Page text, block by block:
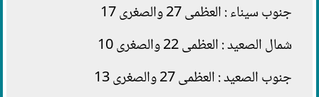
جنوب سيناء : العظمى 27 والصغرى 17
شمال الصعيد : العظمى 22 والصغرى 10
جنوب الصعيد : العظمى 27 والصغرى 13